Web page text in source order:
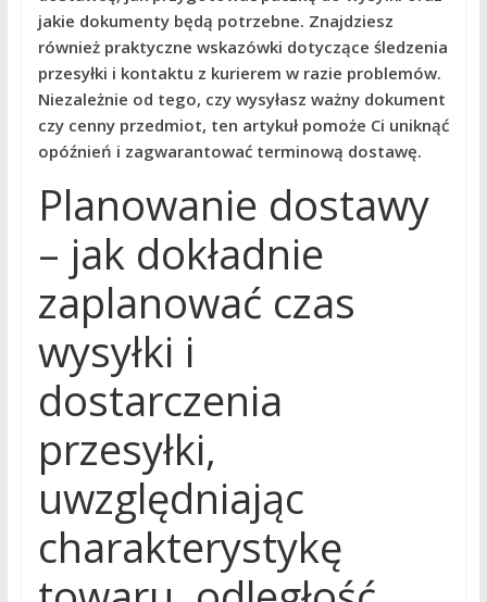
jakie dokumenty będą potrzebne. Znajdziesz
również praktyczne wskazówki dotyczące śledzenia
przesyłki i kontaktu z kurierem w razie problemów.
Niezależnie od tego, czy wysyłasz ważny dokument
czy cenny przedmiot, ten artykuł pomoże Ci uniknąć
opóźnień i zagwarantować terminową dostawę.
Planowanie dostawy
– jak dokładnie
zaplanować czas
wysyłki i
dostarczenia
przesyłki,
uwzględniając
charakterystykę